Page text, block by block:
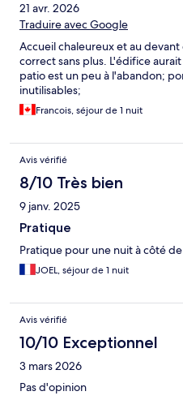
21 avr. 2026
Traduire avec Google
Accueil chaleureux et au
correct sans plus. L'édifice
patio est un peu à l'abandon;
inutilisables;
Francois, séjour de 1 nuit
Avis vérifié
8/10 Très bien
9 janv. 2025
Pratique
Pratique pour une nuit à côté
JOEL, séjour de 1 nuit
Avis vérifié
10/10 Exceptionnel
3 mars 2026
Pas d'opinion